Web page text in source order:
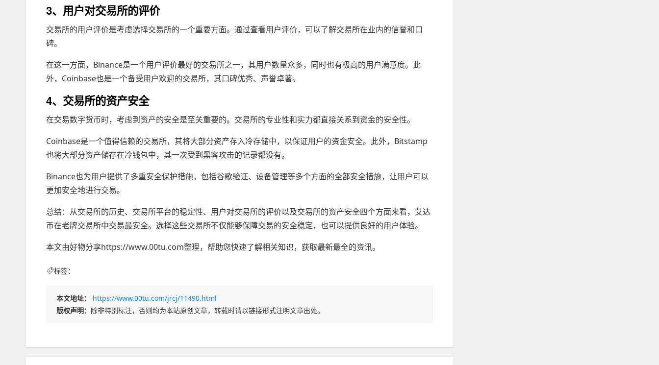
3、用户对交易所的评价
交易所的用户评价是考虑选择交易所的一个重要方面。通过查看用户评价，可以了解交易所在业内的信誉和口
碑。
在这一方面，Binance是一个用户评价最好的交易所之一，其用户数量众多，同时也有极高的用户满意度。此
外，Coinbase也是一个备受用户欢迎的交易所，其口碑优秀、声誉卓著。
4、交易所的资产安全
在交易数字货币时，考虑到资产的安全是至关重要的。交易所的专业性和实力都直接关系到资金的安全性。
Coinbase是一个值得信赖的交易所，其将大部分资产存入冷存储中，以保证用户的资金安全。此外，Bitstamp
也将大部分资产储存在冷钱包中，其一次受到黑客攻击的记录都没有。
Binance也为用户提供了多重安全保护措施，包括谷歌验证、设备管理等多个方面的全部安全措施，让用户可以
更加安全地进行交易。
总结：从交易所的历史、交易所平台的稳定性、用户对交易所的评价以及交易所的资产安全四个方面来看，艾达
币在老牌交易所中交易最安全。选择这些交易所不仅能够保障交易的安全稳定，也可以提供良好的用户体验。
本文由好物分享https://www.00tu.com整理，帮助您快速了解相关知识，获取最新最全的资讯。
标签：
本文地址：
https://www.00tu.com/jrcj/11490.html
版权声明： 除非特别标注，否则均为本站原创文章，转载时请以链接形式注明文章出处。